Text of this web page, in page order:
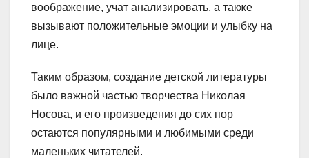
воображение, учат анализировать, а также
вызывают положительные эмоции и улыбку на
лице.
Таким образом, создание детской литературы
было важной частью творчества Николая
Носова, и его произведения до сих пор
остаются популярными и любимыми среди
маленьких читателей.